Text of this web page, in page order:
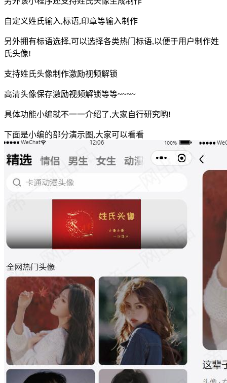
自定义姓氏输入,标语,印章等输入制作
另外拥有标语选择,可以选择各类热门标语,以便于用户制作姓
氏头像!
支持姓氏头像制作激励视频解锁
高清头像保存激励视频解锁等等~~~~
具体功能小编就不一一介绍了,大家自行研究哟!
下面是小编的部分演示图,大家可以看看